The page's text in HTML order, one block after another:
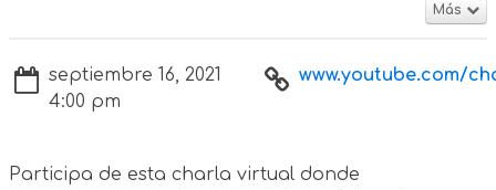
Más
septiembre 16, 2021
4:00 pm
www.youtube.com/
Participa de esta charla virtual donde